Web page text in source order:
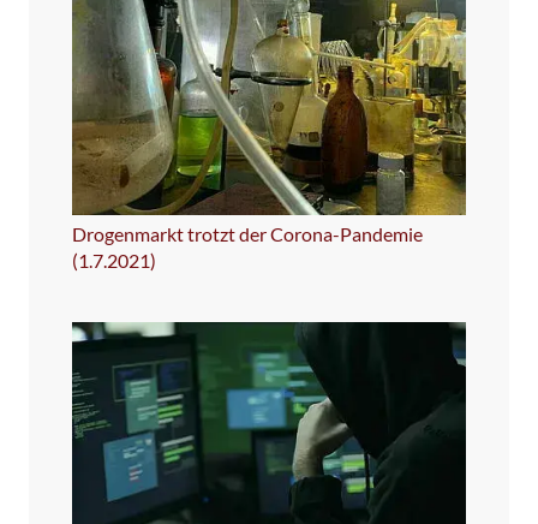
Drogenmarkt trotzt der Corona-Pandemie
(1.7.2021)